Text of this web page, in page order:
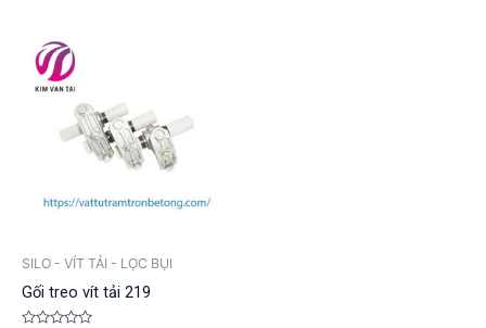
SILO - VÍT TẢI - LỌC BỤI
Gối treo vít tải 219